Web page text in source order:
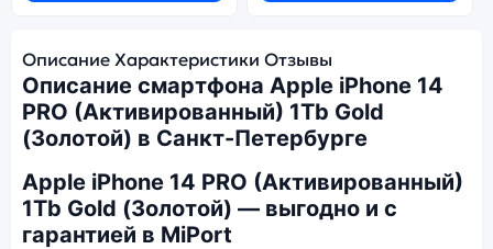
Описание Характеристики Отзывы
Описание смартфона Apple iPhone 14
PRO (Активированный) 1Tb Gold
(Золотой) в Санкт-Петербурге
Apple iPhone 14 PRO (Активированный)
1Tb Gold (Золотой) — выгодно и с
гарантией в MiPort